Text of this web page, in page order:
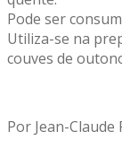
Pode ser
Utiliza-se na
couves de
Por Jean-Claude